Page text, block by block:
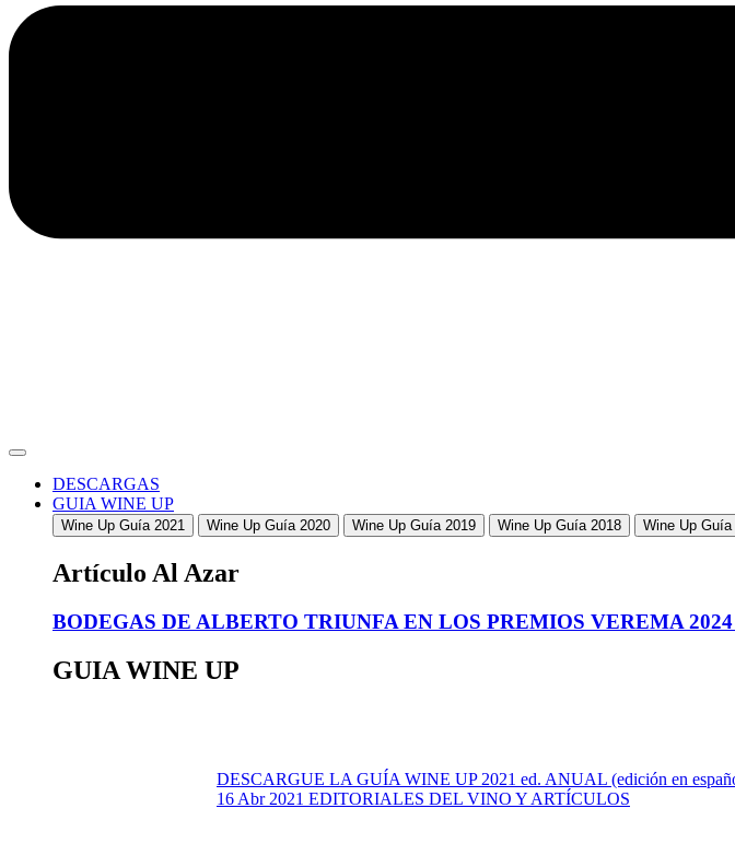
DESCARGAS
GUIA WINE UP
Wine Up Guía 2021 Wine Up Guía 2020 Wine Up Guía 2019 Wine Up Guía 2018 Wine Up Guía
Artículo Al Azar
BODEGAS DE ALBERTO TRIUNFA EN LOS PREMIOS VEREMA
GUIA WINE UP
DESCARGUE LA GUÍA WINE UP 2021 ed. ANUAL (edición en
16 Abr 2021 EDITORIALES DEL VINO Y ARTÍCULOS